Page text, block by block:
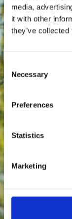
media,
it with other
they’ve
Selection
Necessary
Preferences
Statistics
Marketing